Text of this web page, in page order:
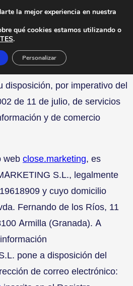
Legal,
pone a disposición de sus
general que los prestadores
disposición, por imperativo del
de 11 de julio, de servicios
y de comercio
web close.marketing, es
S.L., legalmente
y cuyo domicilio
Fernando de los Ríos, 11
Armilla (Granada). A
pone a disposición del
de correo electrónico:
la mejor experiencia en nuestra
qué cookies estamos utilizando o
.
Personalizar